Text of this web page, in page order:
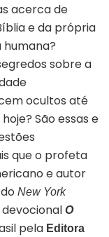
acerca de
e da própria
humana?
sobre a
ocultos até
São essas e
que o profeta
e autor
do New York
devocional O
pela Editora